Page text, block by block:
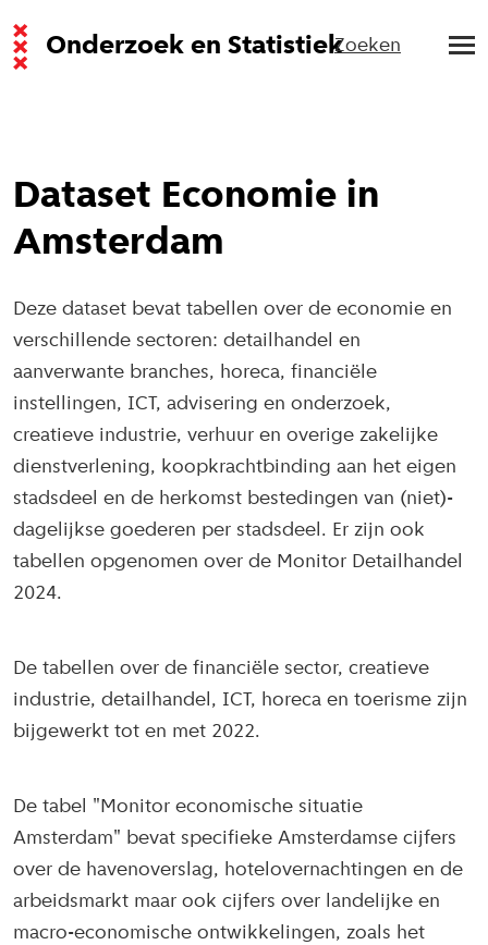
Onderzoek en StatistiekZoeken
Dataset Economie in
Amsterdam
Deze dataset bevat tabellen over de economie en
verschillende sectoren: detailhandel en
aanverwante branches, horeca, financiële
instellingen, ICT, advisering en onderzoek,
creatieve industrie, verhuur en overige zakelijke
dienstverlening, koopkrachtbinding aan het eigen
stadsdeel en de herkomst bestedingen van (niet)-
dagelijkse goederen per stadsdeel. Er zijn ook
tabellen opgenomen over de Monitor Detailhandel
2024.
De tabellen over de financiële sector, creatieve
industrie, detailhandel, ICT, horeca en toerisme zijn
bijgewerkt tot en met 2022.
De tabel "Monitor economische situatie
Amsterdam" bevat specifieke Amsterdamse cijfers
over de havenoverslag, hotelovernachtingen en de
arbeidsmarkt maar ook cijfers over landelijke en
macro-economische ontwikkelingen, zoals het